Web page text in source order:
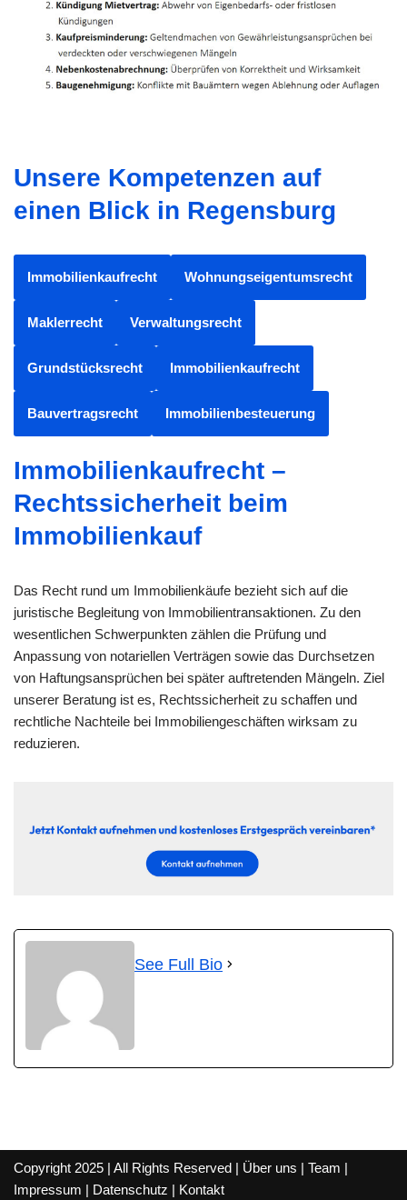
Unsere Kompetenzen auf
einen Blick in Regensburg
Immobilienkaufrecht Wohnungseigentumsrecht
Maklerrecht Verwaltungsrecht
Grundstücksrecht Immobilienkaufrecht
Bauvertragsrecht Immobilienbesteuerung
Immobilienkaufrecht –
Rechtssicherheit beim
Immobilienkauf
Das Recht rund um Immobilienkäufe bezieht sich auf die
juristische Begleitung von Immobilientransaktionen. Zu den
wesentlichen Schwerpunkten zählen die Prüfung und
Anpassung von notariellen Verträgen sowie das Durchsetzen
von Haftungsansprüchen bei später auftretenden Mängeln. Ziel
unserer Beratung ist es, Rechtssicherheit zu schaffen und
rechtliche Nachteile bei Immobiliengeschäften wirksam zu
reduzieren.
See Full Bio
Copyright 2025 | All Rights Reserved | Über uns | Team |
Impressum | Datenschutz | Kontakt